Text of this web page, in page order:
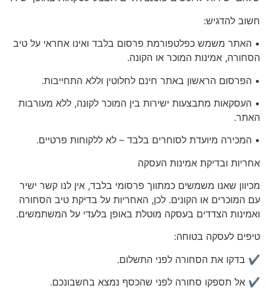
חשוב להדגיש:
• האתר משמש כפלטפורמת פרסום בלבד ואינו אחראי על טיב
הסחורה, אמינות המוכר או הקונה.
• הפרסום הראשון באתר חינם לחלוטין וללא התחייבות.
• העסקאות מתבצעות ישירות בין המוכר לקונה, ללא מעורבות
האתר.
• המכירה מיועדת לסוחרים בלבד – לא ללקוחות פרטיים.
אחריות ובדיקת אמינות העסקה
מכיוון שאנו משמשים כמתווך פרסומי בלבד, אין לנו קשר ישיר
עם המוכרים או הקונים. לכן, האחריות על בדיקת טיב הסחורה
ואמינות הצדדים בעסקה מוטלת באופן בלעדי על המשתמשים.
טיפים לעסקה בטוחה:
✔️ בדקו את הסחורה לפני התשלום.
✔️ אל תספקו סחורה לפני שהכסף נמצא בחשבונכם.